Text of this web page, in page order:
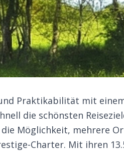
Praktikabilität mit
die schönsten
Möglichkeit, mehrere
Charter. Mit ihren